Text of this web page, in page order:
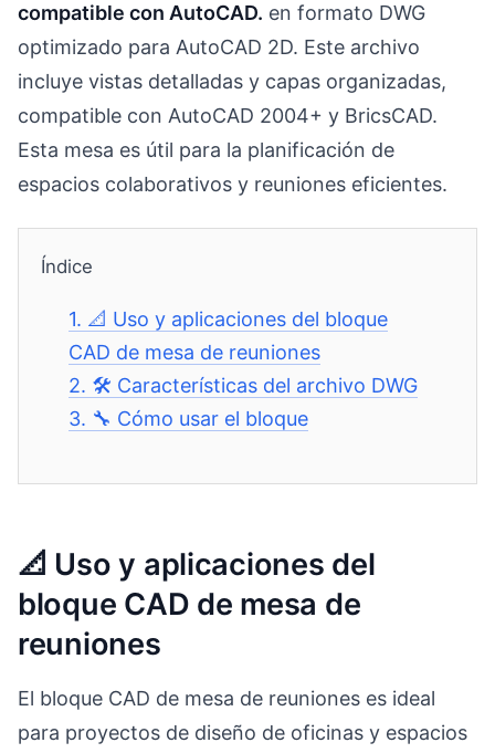
compatible con AutoCAD. en formato DWG
optimizado para AutoCAD 2D. Este archivo
incluye vistas detalladas y capas organizadas,
compatible con AutoCAD 2004+ y BricsCAD.
Esta mesa es útil para la planificación de
espacios colaborativos y reuniones eficientes.
Índice
1. 📐 Uso y aplicaciones del bloque
CAD de mesa de reuniones
2. 🛠️ Características del archivo DWG
3. 🔧 Cómo usar el bloque
📐 Uso y aplicaciones del
bloque CAD de mesa de
reuniones
El bloque CAD de mesa de reuniones es ideal
para proyectos de diseño de oficinas y espacios